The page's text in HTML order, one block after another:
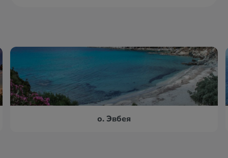
о. Эвбея